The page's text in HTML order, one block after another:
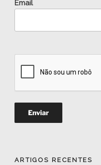
Email
ARTIGOS RECENTES